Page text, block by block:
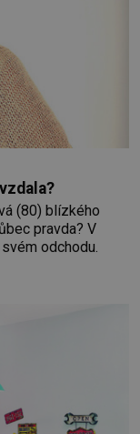
(80) blízkého
pravda? V
odchodu.